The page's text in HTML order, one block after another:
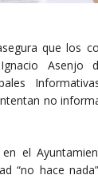
que los
Asenjo
no
el
“no hace